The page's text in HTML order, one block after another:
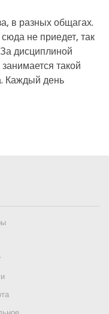
в разных общагах.
не приедет, так
За дисциплиной
такой
Каждый день